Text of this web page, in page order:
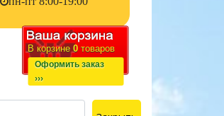
В корзине 0 товаров
Оформить заказ
›››